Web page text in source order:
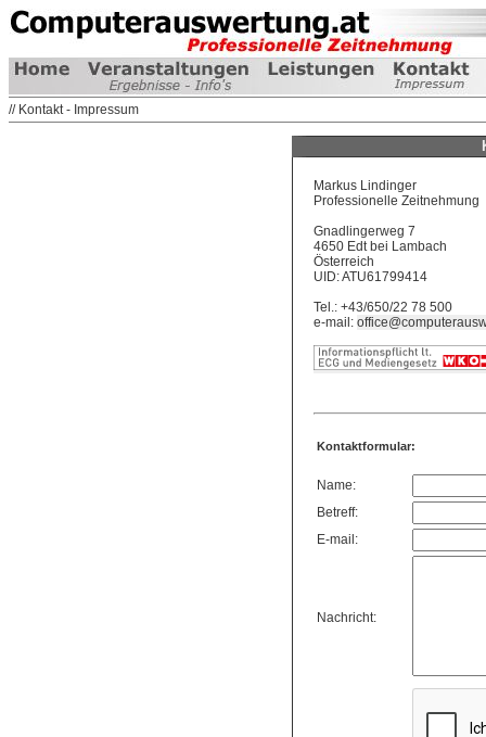
// Kontakt - Impressum
Markus Lindinger
Professionelle Zeitnehmung
Gnadlingerweg 7
4650 Edt bei Lambach
Österreich
UID: ATU61799414
Tel.: +43/650/22 78 500
e-mail:
Kontaktformular:
Name:
Betreff:
E-mail:
Nachricht: